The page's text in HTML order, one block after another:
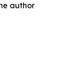
author